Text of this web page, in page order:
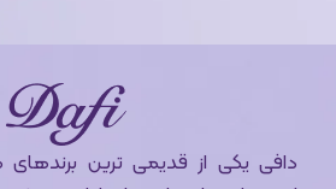
دافی یکی از قدیمی ترین